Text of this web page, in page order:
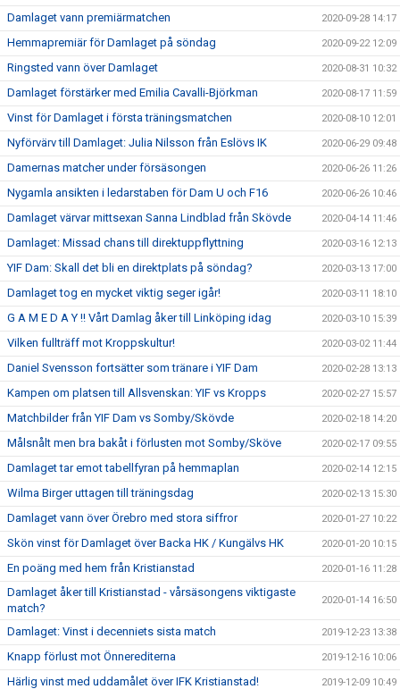
Damlaget vann premiärmatchen 2020-09-28 14:17
Hemmapremiär för Damlaget på söndag 2020-09-22 12:09
Ringsted vann över Damlaget 2020-08-31 10:32
Damlaget förstärker med Emilia Cavalli-Björkman 2020-08-17 11:59
Vinst för Damlaget i första träningsmatchen 2020-08-10 12:01
Nyförvärv till Damlaget: Julia Nilsson från Eslövs IK 2020-06-29 09:48
Damernas matcher under försäsongen 2020-06-26 11:26
Nygamla ansikten i ledarstaben för Dam U och F16 2020-06-26 10:46
Damlaget värvar mittsexan Sanna Lindblad från Skövde 2020-04-14 11:46
Damlaget: Missad chans till direktuppflyttning 2020-03-16 12:13
YIF Dam: Skall det bli en direktplats på söndag? 2020-03-13 17:00
Damlaget tog en mycket viktig seger igår! 2020-03-11 18:10
G A M E D A Y !! Vårt Damlag åker till Linköping idag 2020-03-10 15:39
Vilken fullträff mot Kroppskultur! 2020-03-02 11:44
Daniel Svensson fortsätter som tränare i YIF Dam 2020-02-28 13:13
Kampen om platsen till Allsvenskan: YIF vs Kropps 2020-02-27 15:57
Matchbilder från YIF Dam vs Somby/Skövde 2020-02-18 14:20
Målsnålt men bra bakåt i förlusten mot Somby/Sköve 2020-02-17 09:55
Damlaget tar emot tabellfyran på hemmaplan 2020-02-14 12:15
Wilma Birger uttagen till träningsdag 2020-02-13 15:30
Damlaget vann över Örebro med stora siffror 2020-01-27 10:22
Skön vinst för Damlaget över Backa HK / Kungälvs HK 2020-01-20 10:15
En poäng med hem från Kristianstad 2020-01-16 11:28
Damlaget åker till Kristianstad - vårsäsongens viktigaste
match?
2020-01-14 16:50
Damlaget: Vinst i decenniets sista match 2019-12-23 13:38
Knapp förlust mot Önnerediterna 2019-12-16 10:06
Härlig vinst med uddamålet över IFK Kristianstad! 2019-12-09 10:49